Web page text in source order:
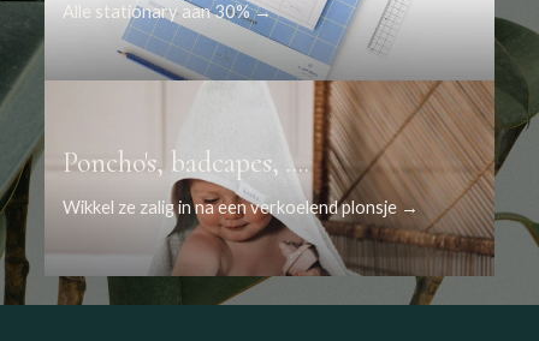
Alle stationary aan 30% →
Poncho's, badcapes, ....
Wikkel ze zalig in na een verkoelend plonsje →